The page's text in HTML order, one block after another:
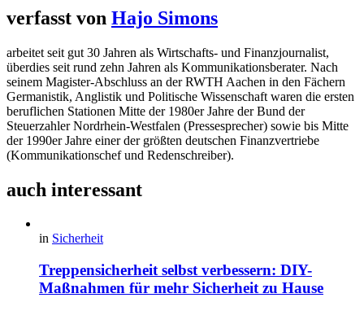
verfasst von Hajo Simons
arbeitet seit gut 30 Jahren als Wirtschafts- und Finanzjournalist,
überdies seit rund zehn Jahren als Kommunikationsberater. Nach
seinem Magister-Abschluss an der RWTH Aachen in den Fächern
Germanistik, Anglistik und Politische Wissenschaft waren die ersten
beruflichen Stationen Mitte der 1980er Jahre der Bund der
Steuerzahler Nordrhein-Westfalen (Pressesprecher) sowie bis Mitte
der 1990er Jahre einer der größten deutschen Finanzvertriebe
(Kommunikationschef und Redenschreiber).
auch interessant
in Sicherheit
Treppensicherheit selbst verbessern: DIY-
Maßnahmen für mehr Sicherheit zu Hause